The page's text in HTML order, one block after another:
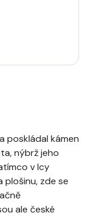
poskládal kámen
nýbrž jeho
v Icy
plošinu, zde se
ale české